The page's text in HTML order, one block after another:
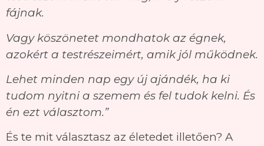
fájnak.
Vagy köszönetet mondhatok az égnek,
azokért a testrészeimért, amik jól működnek.
Lehet minden nap egy új ajándék, ha ki
tudom nyitni a szemem és fel tudok kelni. És
én ezt választom.”
És te mit választasz az életedet illetően? A